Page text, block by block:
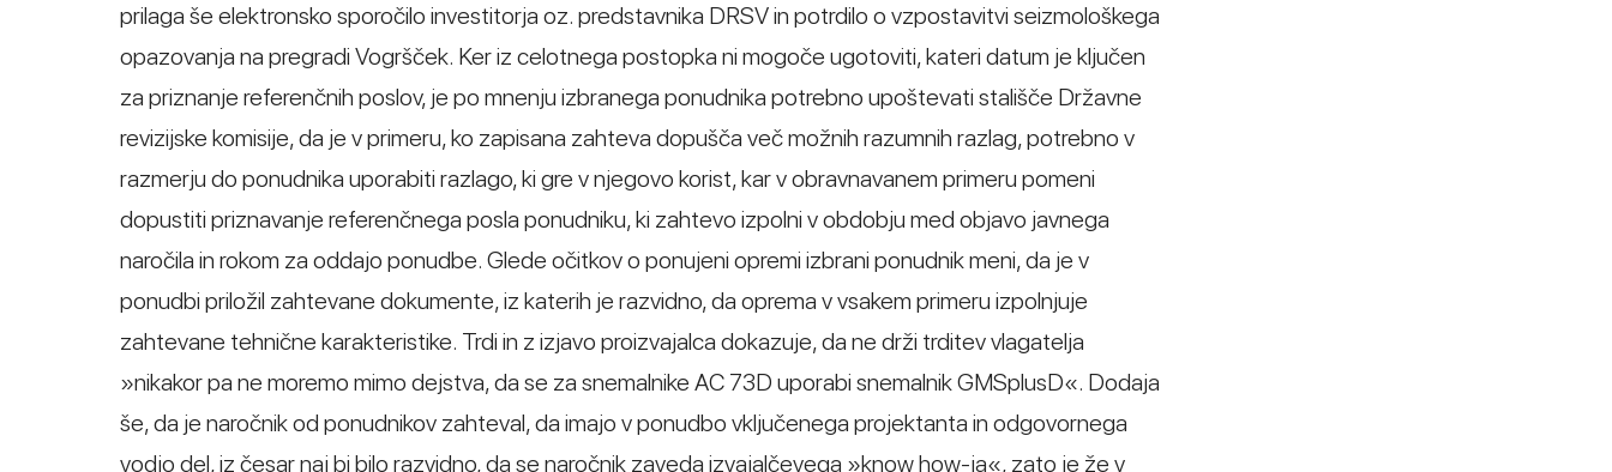
prilaga še elektronsko sporočilo investitorja oz. predstavnika DRSV in potrdilo o vzpostavitvi seizmološkega
opazovanja na pregradi Vogršček. Ker iz celotnega postopka ni mogoče ugotoviti, kateri datum je ključen
za priznanje referenčnih poslov, je po mnenju izbranega ponudnika potrebno upoštevati stališče Državne
revizijske komisije, da je v primeru, ko zapisana zahteva dopušča več možnih razumnih razlag, potrebno v
razmerju do ponudnika uporabiti razlago, ki gre v njegovo korist, kar v obravnavanem primeru pomeni
dopustiti priznavanje referenčnega posla ponudniku, ki zahtevo izpolni v obdobju med objavo javnega
naročila in rokom za oddajo ponudbe. Glede očitkov o ponujeni opremi izbrani ponudnik meni, da je v
ponudbi priložil zahtevane dokumente, iz katerih je razvidno, da oprema v vsakem primeru izpolnjuje
zahtevane tehnične karakteristike. Trdi in z izjavo proizvajalca dokazuje, da ne drži trditev vlagatelja
»nikakor pa ne moremo mimo dejstva, da se za snemalnike AC 73D uporabi snemalnik GMSplusD«. Dodaja
še, da je naročnik od ponudnikov zahteval, da imajo v ponudbo vključenega projektanta in odgovornega
vodjo del, iz česar naj bi bilo razvidno, da se naročnik zaveda izvajalčevega »know how-ja«, zato je že v